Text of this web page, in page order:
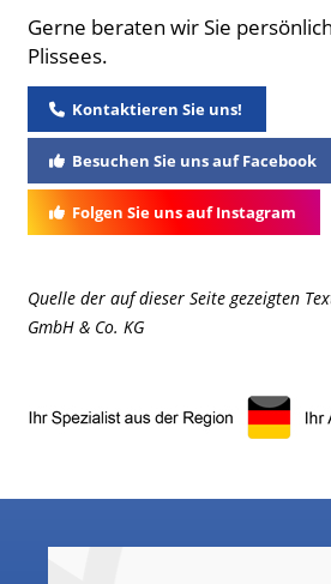
Gerne beraten wir Sie
Plissees.
Kontaktieren Sie uns!
Besuchen Sie uns auf Facebook
Folgen Sie uns auf Instagram
Quelle der auf dieser Seite gezeigten
GmbH & Co. KG